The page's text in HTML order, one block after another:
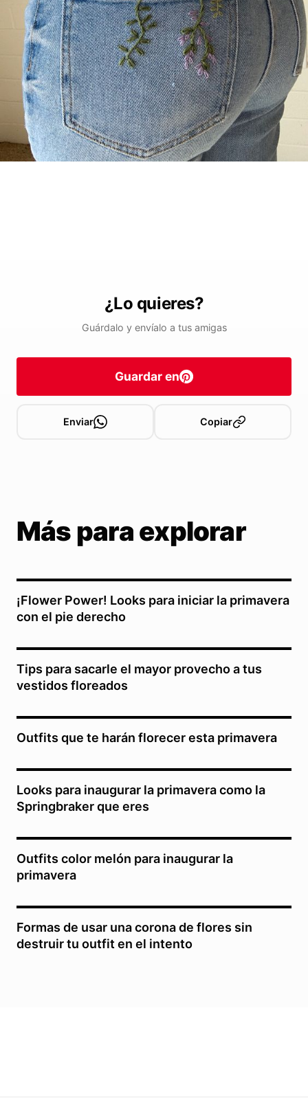
¿Lo quieres?
Guárdalo y envíalo a tus amigas
Guardar en
Enviar Copiar
Más para explorar
¡Flower Power! Looks para iniciar la primavera
con el pie derecho
Tips para sacarle el mayor provecho a tus
vestidos floreados
Outfits que te harán florecer esta primavera
Looks para inaugurar la primavera como la
Springbraker que eres
Outfits color melón para inaugurar la
primavera
Formas de usar una corona de flores sin
destruir tu outfit en el intento